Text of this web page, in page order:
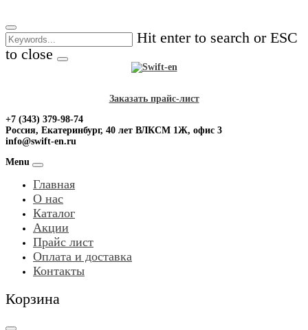
to
content
Hit enter to search or ESC
to close
Заказать прайс-лист
+7 (343) 379-98-74
Россия, Екатеринбург, 40 лет ВЛКСМ 1Ж, офис 3
info@swift-en.ru
Menu
Главная
О нас
Каталог
Акции
Прайс лист
Оплата и доставка
Контакты
Корзина